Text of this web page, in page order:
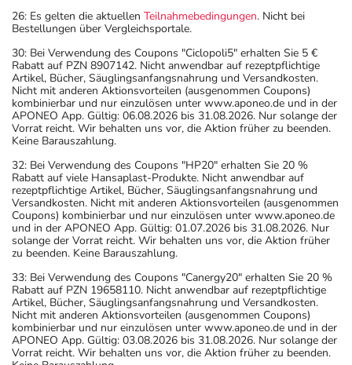
26: Es gelten die aktuellen Teilnahmebedingungen. Nicht bei
Bestellungen über Vergleichsportale.
30: Bei Verwendung des Coupons "Ciclopoli5" erhalten Sie 5 €
Rabatt auf PZN 8907142. Nicht anwendbar auf rezeptpflichtige
Artikel, Bücher, Säuglingsanfangsnahrung und Versandkosten.
Nicht mit anderen Aktionsvorteilen (ausgenommen Coupons)
kombinierbar und nur einzulösen unter www.aponeo.de und in der
APONEO App. Gültig: 06.08.2026 bis 31.08.2026. Nur solange der
Vorrat reicht. Wir behalten uns vor, die Aktion früher zu beenden.
Keine Barauszahlung.
32: Bei Verwendung des Coupons "HP20" erhalten Sie 20 %
Rabatt auf viele Hansaplast-Produkte. Nicht anwendbar auf
rezeptpflichtige Artikel, Bücher, Säuglingsanfangsnahrung und
Versandkosten. Nicht mit anderen Aktionsvorteilen (ausgenommen
Coupons) kombinierbar und nur einzulösen unter www.aponeo.de
und in der APONEO App. Gültig: 01.07.2026 bis 31.08.2026. Nur
solange der Vorrat reicht. Wir behalten uns vor, die Aktion früher
zu beenden. Keine Barauszahlung.
33: Bei Verwendung des Coupons "Canergy20" erhalten Sie 20 %
Rabatt auf PZN 19658110. Nicht anwendbar auf rezeptpflichtige
Artikel, Bücher, Säuglingsanfangsnahrung und Versandkosten.
Nicht mit anderen Aktionsvorteilen (ausgenommen Coupons)
kombinierbar und nur einzulösen unter www.aponeo.de und in der
APONEO App. Gültig: 03.08.2026 bis 31.08.2026. Nur solange der
Vorrat reicht. Wir behalten uns vor, die Aktion früher zu beenden.